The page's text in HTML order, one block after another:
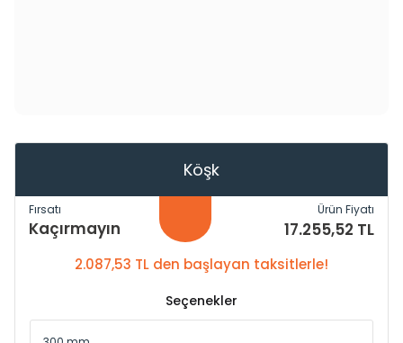
Köşk
Fırsatı
Kaçırmayın
Ürün Fiyatı
17.255,52 TL
2.087,53 TL den başlayan taksitlerle!
Seçenekler